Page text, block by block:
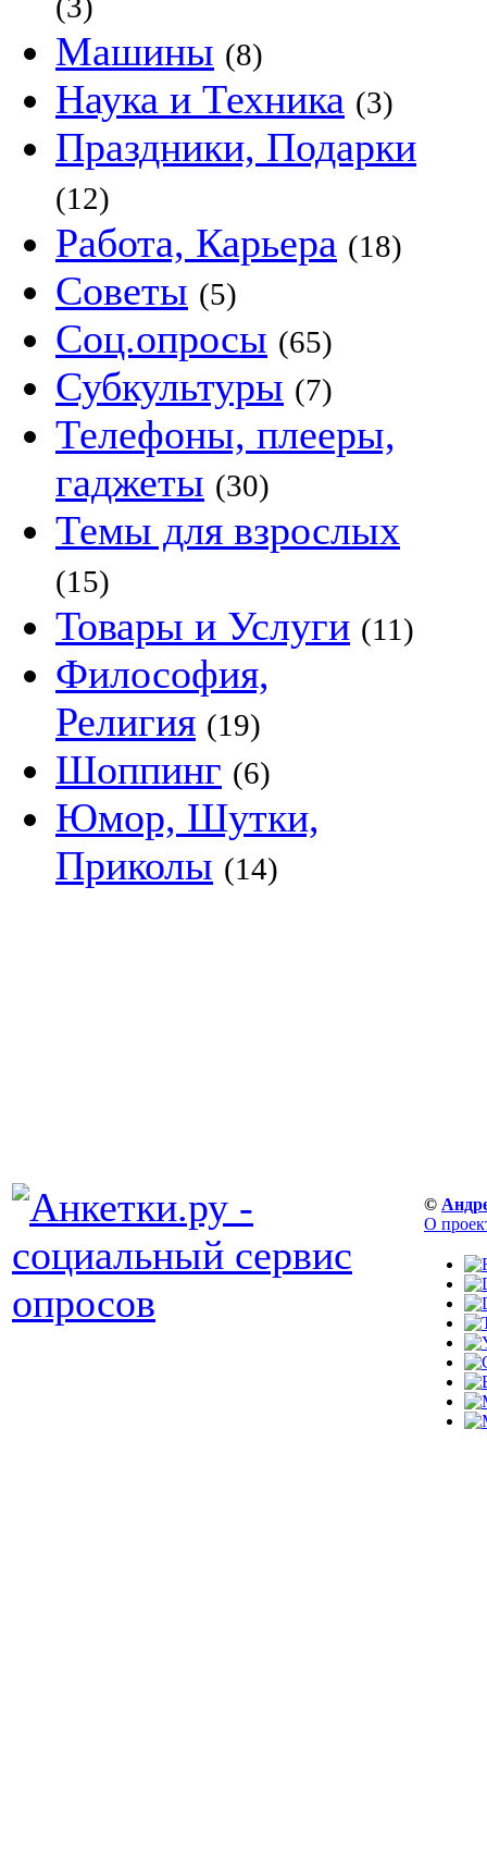
Машины (8)
Наука и Техника (3)
Праздники, Подарки
(12)
Работа, Карьера (18)
Советы (5)
Соц.опросы (65)
Субкультуры (7)
Телефоны, плееры,
гаджеты (30)
Темы для взрослых
(15)
Товары и Услуги (11)
Философия,
Религия (19)
Шоппинг (6)
Юмор, Шутки,
Приколы (14)
©
О